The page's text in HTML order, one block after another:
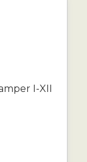
I-XII